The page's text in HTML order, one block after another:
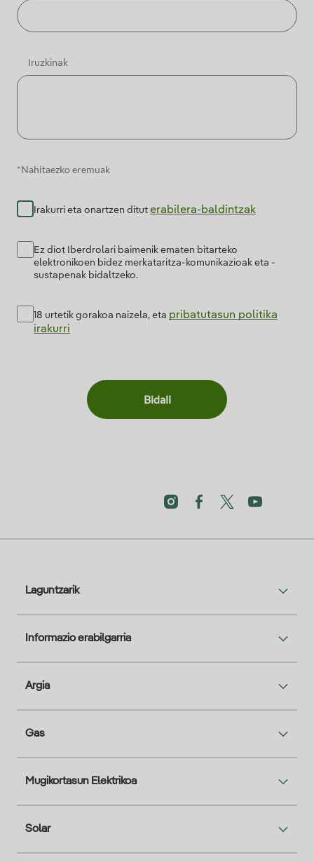
Iruzkinak
*Nahitaezko eremuak
Irakurri eta onartzen ditut erabilera-baldintzak
Ez diot Iberdrolari baimenik ematen bitarteko
elektronikoen bidez merkataritza-komunikazioak eta -
sustapenak bidaltzeko.
18 urtetik gorakoa naizela, eta pribatutasun politika
irakurri
Bidali
Laguntzarik
Informazio erabilgarria
Argia
Gas
Mugikortasun Elektrikoa
Solar